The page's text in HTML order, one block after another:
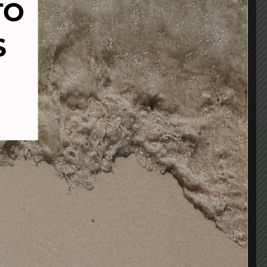
DESECHABLES EN BLOQUE
ROJO 50 unidades
8,95€ 6,70€
Añadir al carrito
(TERRASSA)
937331096
(TERRASSA)
937359169
(SNT FELIU DE LL.)